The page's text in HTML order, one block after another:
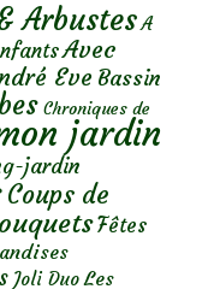
Arbustes A
Avec
Eve Bassin
Chroniques de
jardin
jardin
Coups de
Fêtes
Joli Duo Les